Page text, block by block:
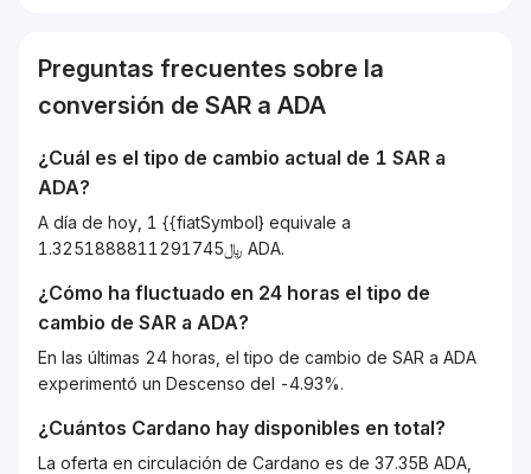
Preguntas frecuentes sobre la
conversión de SAR a ADA
¿Cuál es el tipo de cambio actual de 1 SAR a
ADA?
A día de hoy, 1 {{fiatSymbol} equivale a
﷼1.3251888811291745 ADA.
¿Cómo ha fluctuado en 24 horas el tipo de
cambio de SAR a ADA?
En las últimas 24 horas, el tipo de cambio de SAR a ADA
experimentó un Descenso del -4.93%.
¿Cuántos Cardano hay disponibles en total?
La oferta en circulación de Cardano es de 37.35B ADA,